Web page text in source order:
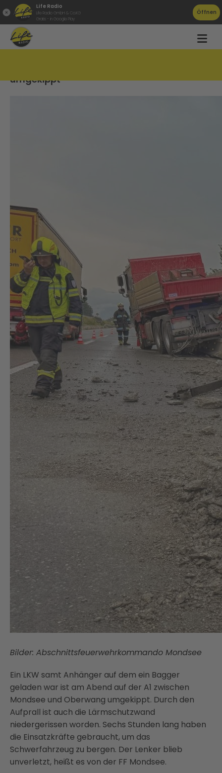
Life Radio
Life Radio GmbH & Co.KG
Gratis - in Google Play
Öffnen
umgekippt
Bilder: Abschnittsfeuerwehrkommando Mondsee
Ein LKW samt Anhänger auf dem ein Bagger
geladen war ist am Abend auf der A1 zwischen
Mondsee und Oberwang umgekippt. Durch den
Aufprall ist auch die Lärmschutzwand
niedergerissen worden. Sechs Stunden lang haben
die Einsatzkräfte gebraucht, um das
Schwerfahrzeug zu bergen. Der Lenker blieb
unverletzt, heißt es von der FF Mondsee.